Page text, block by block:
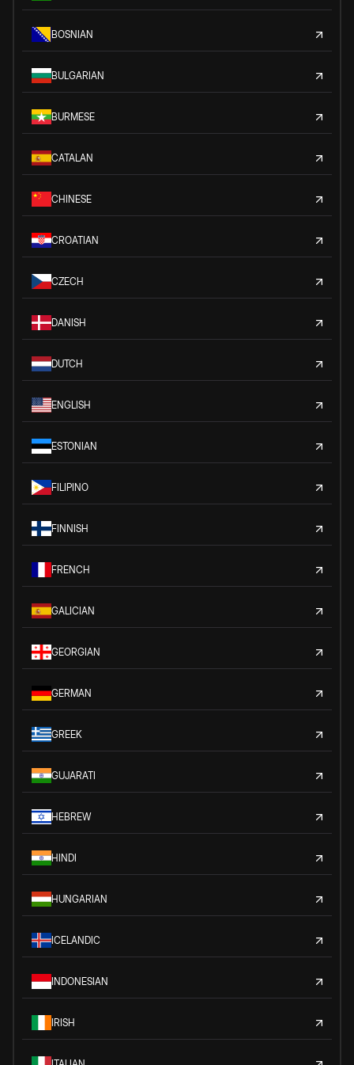
BOSNIAN
BULGARIAN
BURMESE
CATALAN
CHINESE
CROATIAN
CZECH
DANISH
DUTCH
ENGLISH
ESTONIAN
FILIPINO
FINNISH
FRENCH
GALICIAN
GEORGIAN
GERMAN
GREEK
GUJARATI
HEBREW
HINDI
HUNGARIAN
ICELANDIC
INDONESIAN
IRISH